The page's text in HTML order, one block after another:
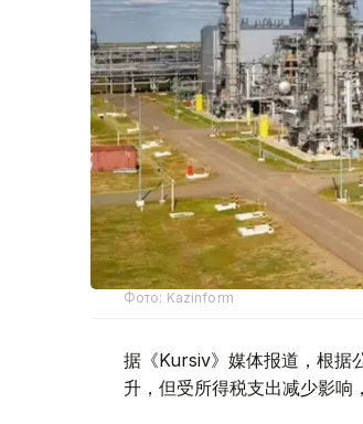
Фото: Kazinform
据《Kursiv》媒体报道，根据
升，但受所得税支出减少影响